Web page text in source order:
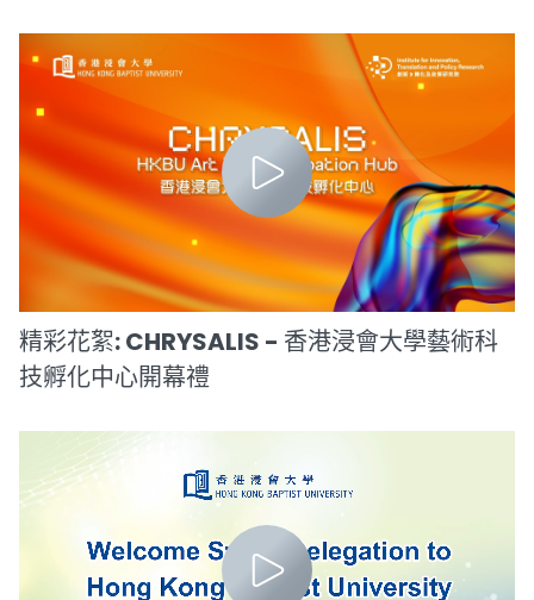
精彩花絮: CHRYSALIS - 香港浸會大學藝術科
技孵化中心開幕禮